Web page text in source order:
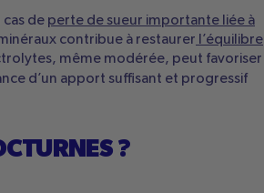
de perte de sueur importante liée à
contribue à restaurer l’équilibre
même modérée, peut favoriser
d’un apport suffisant et progressif
?